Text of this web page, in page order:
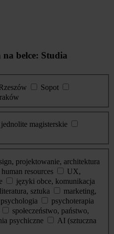
belce: Studia
Sopot
jednolite magisterskie
projektowanie, architektura
human resources
UX,
języki obce, komunikacja
sztuka
marketing,
psychologia
psychoterapia
społeczeństwo, państwo,
psychiczne
AI (sztuczna